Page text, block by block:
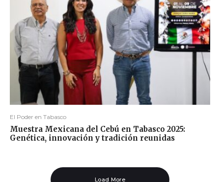
El Poder en Tabasco
Muestra Mexicana del Cebú en Tabasco 2025:
Genética, innovación y tradición reunidas
Load More